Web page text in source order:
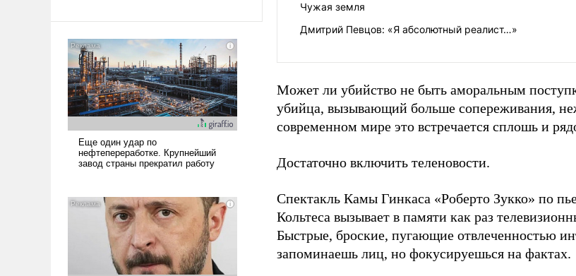
Чужая земля
Дмитрий Певцов: «Я абсолютный реалист…»
Может ли убийство не быть аморальным
убийца, вызывающий больше сопереживания,
современном мире это встречается сплошь и
Достаточно включить теленовости.
Спектакль Камы Гинкаса «Роберто Зукко» по
Кольтеса вызывает в памяти как раз
Быстрые, броские, пугающие отвлеченностью
запоминаешь лиц, но фокусируешься на фактах.